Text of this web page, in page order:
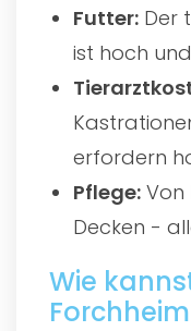
Futter: Der
ist hoch
erfordern
Pflege: Von
Decken -
Wie